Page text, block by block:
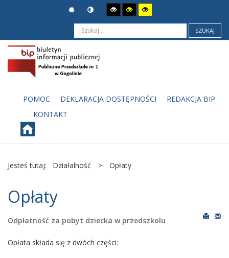
SZUKAJ
POMOC DEKLARACJA DOSTĘPNOŚCI
REDAKCJA BIP
KONTAKT
Jesteś tutaj: Działalność > Opłaty
Opłaty
Odpłatność za pobyt dziecka w przedszkolu
Opłata składa się z dwóch części: